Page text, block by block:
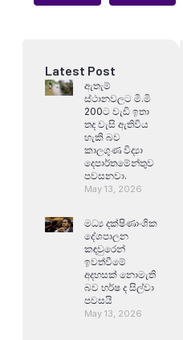
Latest Post
ඇතැම්
ස්ථානවලට මි.මි
200ට වැඩි ඉතා
තද වැසි ඇතිවිය
හැකි බව
කාලගුණ විද්‍යා
දෙපාර්තමේන්තුව
පවසනවා.
May 13, 2026
මධ්‍ය දක්ෂිණාංශික
දේශපාලන
කඳවුරෙන්
ඉවත්වීමේ
අදහසක් නොමැති
බව හර්ෂ ද සිල්වා
පවසයි
May 13, 2026